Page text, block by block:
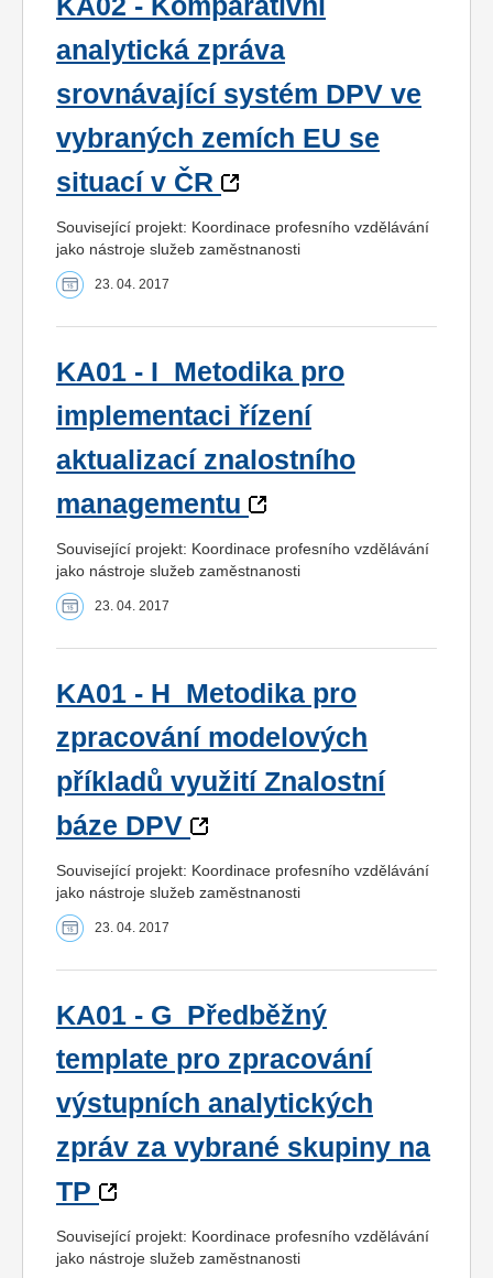
analytická zpráva
srovnávající systém DPV ve
vybraných zemích EU se
situací v ČR
Související projekt: Koordinace profesního vzdělávání
jako nástroje služeb zaměstnanosti
23. 04. 2017
KA01 - I_Metodika pro
implementaci řízení
aktualizací znalostního
managementu
Související projekt: Koordinace profesního vzdělávání
jako nástroje služeb zaměstnanosti
23. 04. 2017
KA01 - H_Metodika pro
zpracování modelových
příkladů využití Znalostní
báze DPV
Související projekt: Koordinace profesního vzdělávání
jako nástroje služeb zaměstnanosti
23. 04. 2017
KA01 - G_Předběžný
template pro zpracování
výstupních analytických
zpráv za vybrané skupiny na
TP
Související projekt: Koordinace profesního vzdělávání
jako nástroje služeb zaměstnanosti